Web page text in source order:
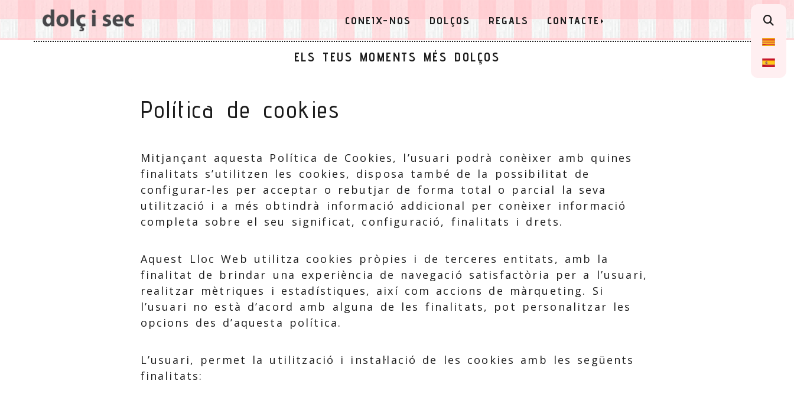
CONEIX-NOS DOLÇOS REGALS CONTACTE
ELS TEUS MOMENTS MÉS DOLÇOS
Política de cookies
Mitjançant aquesta Política de Cookies, l’usuari podrà conèixer amb quines
finalitats s’utilitzen les cookies, disposa també de la possibilitat de
configurar-les per acceptar o rebutjar de forma total o parcial la seva
utilització i a més obtindrà informació addicional per conèixer informació
completa sobre el seu significat, configuració, finalitats i drets.
Aquest Lloc Web utilitza cookies pròpies i de terceres entitats, amb la
finalitat de brindar una experiència de navegació satisfactòria per a l’usuari,
realitzar mètriques i estadístiques, així com accions de màrqueting. Si
l’usuari no està d’acord amb alguna de les finalitats, pot personalitzar les
opcions des d’aquesta política.
L’usuari, permet la utilització i instal·lació de les cookies amb les següents
finalitats: